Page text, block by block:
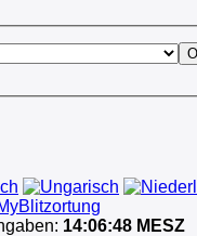
14:06:48 MESZ